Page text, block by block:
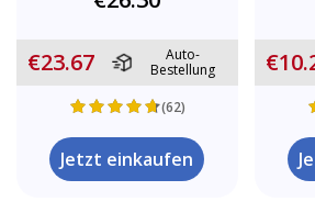
€23.67
Auto-
Bestellung
(62)
Jetzt einkaufen